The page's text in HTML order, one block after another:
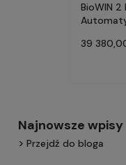
BioWIN 2
39
Najnowsze wpisy
Przejdź do bloga